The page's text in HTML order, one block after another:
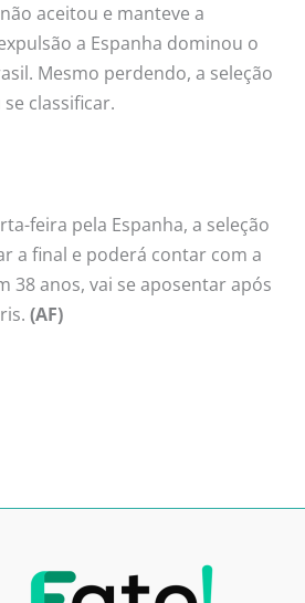
aceitou e manteve a
a Espanha dominou o
Mesmo perdendo, a seleção
classificar.
feira pela Espanha, a seleção
a final e poderá contar com a
38 anos, vai se aposentar após
(AF)